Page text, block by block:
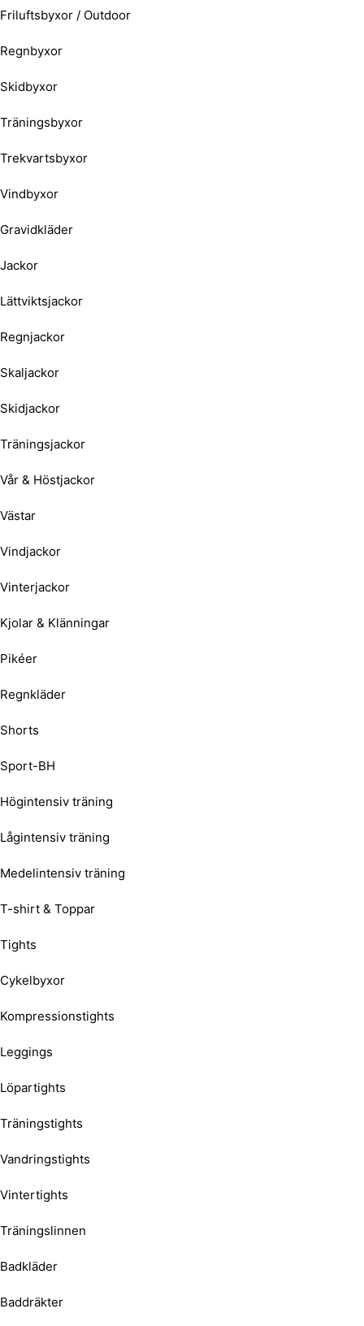
Friluftsbyxor / Outdoor
Regnbyxor
Skidbyxor
Träningsbyxor
Trekvartsbyxor
Vindbyxor
Gravidkläder
Jackor
Lättviktsjackor
Regnjackor
Skaljackor
Skidjackor
Träningsjackor
Vår & Höstjackor
Västar
Vindjackor
Vinterjackor
Kjolar & Klänningar
Pikéer
Regnkläder
Shorts
Sport-BH
Högintensiv träning
Lågintensiv träning
Medelintensiv träning
T-shirt & Toppar
Tights
Cykelbyxor
Kompressionstights
Leggings
Löpartights
Träningstights
Vandringstights
Vintertights
Träningslinnen
Badkläder
Baddräkter